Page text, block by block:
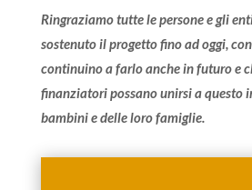
Ringraziamo tutte le persone e gli
sostenuto il progetto fino ad oggi,
continuino a farlo anche in futuro e
finanziatori possano unirsi a questo
bambini e delle loro famiglie.